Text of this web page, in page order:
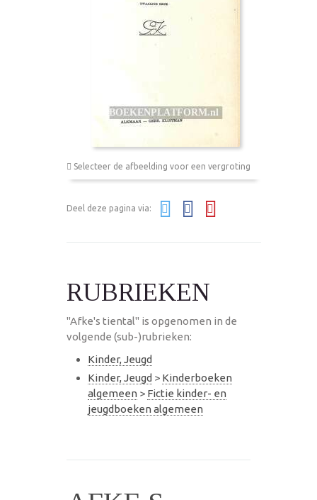
Selecteer de afbeelding voor een vergroting
Deel deze pagina via:
RUBRIEKEN
"Afke's tiental" is opgenomen in de
volgende (sub-)rubrieken:
Kinder, Jeugd
Kinder, Jeugd > Kinderboeken
algemeen > Fictie kinder- en
jeugdboeken algemeen